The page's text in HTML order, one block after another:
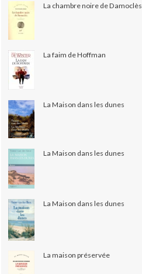
La chambre noire de Damoclès
La faim de Hoffman
La Maison dans les dunes
La Maison dans les dunes
La Maison dans les dunes
La maison préservée